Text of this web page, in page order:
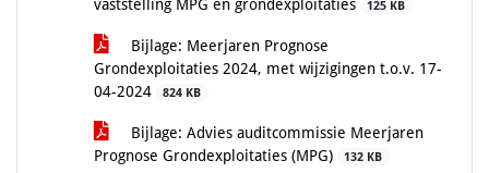
vaststelling MPG en grondexploitaties
125 KB
Bijlage: Meerjaren Prognose
Grondexploitaties 2024, met wijzigingen t.o.v. 17-
04-2024
824 KB
Bijlage: Advies auditcommissie Meerjaren
Prognose Grondexploitaties (MPG)
132 KB